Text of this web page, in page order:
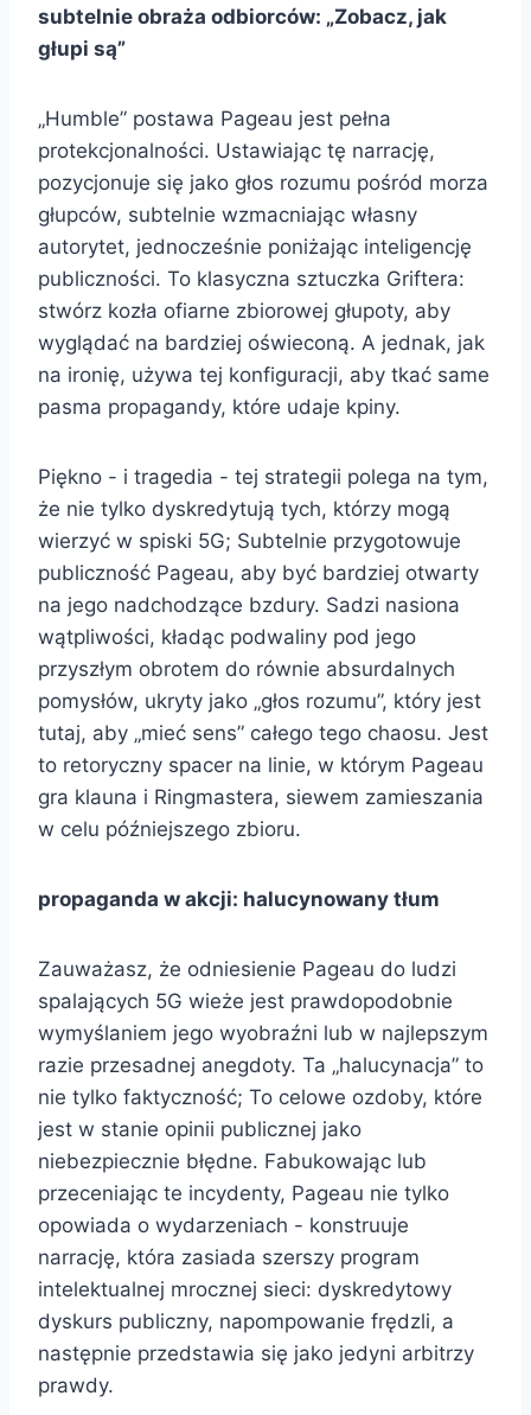
subtelnie obraża odbiorców: „Zobacz, jak
głupi są”
„Humble” postawa Pageau jest pełna
protekcjonalności. Ustawiając tę ​​narrację,
pozycjonuje się jako głos rozumu pośród morza
głupców, subtelnie wzmacniając własny
autorytet, jednocześnie poniżając inteligencję
publiczności. To klasyczna sztuczka Griftera:
stwórz kozła ofiarne zbiorowej głupoty, aby
wyglądać na bardziej oświeconą. A jednak, jak
na ironię, używa tej konfiguracji, aby tkać same
pasma propagandy, które udaje kpiny.
Piękno - i tragedia - tej strategii polega na tym,
że nie tylko dyskredytują tych, którzy mogą
wierzyć w spiski 5G; Subtelnie przygotowuje
publiczność Pageau, aby być bardziej otwarty
na jego nadchodzące bzdury. Sadzi nasiona
wątpliwości, kładąc podwaliny pod jego
przyszłym obrotem do równie absurdalnych
pomysłów, ukryty jako „głos rozumu”, który jest
tutaj, aby „mieć sens” całego tego chaosu. Jest
to retoryczny spacer na linie, w którym Pageau
gra klauna i Ringmastera, siewem zamieszania
w celu późniejszego zbioru.
propaganda w akcji: halucynowany tłum
Zauważasz, że odniesienie Pageau do ludzi
spalających 5G wieże jest prawdopodobnie
wymyślaniem jego wyobraźni lub w najlepszym
razie przesadnej anegdoty. Ta „halucynacja” to
nie tylko faktyczność; To celowe ozdoby, które
jest w stanie opinii publicznej jako
niebezpiecznie błędne. Fabukowając lub
przeceniając te incydenty, Pageau nie tylko
opowiada o wydarzeniach - konstruuje
narrację, która zasiada szerszy program
intelektualnej mrocznej sieci: dyskredytowy
dyskurs publiczny, napompowanie frędzli, a
następnie przedstawia się jako jedyni arbitrzy
prawdy.